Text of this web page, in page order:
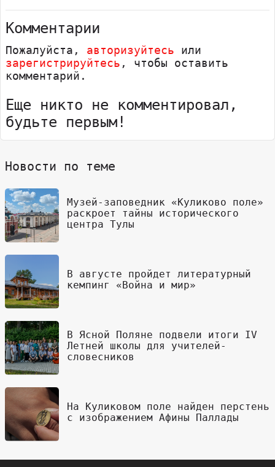
Комментарии
Пожалуйста, авторизуйтесь или
зарегистрируйтесь , чтобы оставить
комментарий.
Еще никто не комментировал,
будьте первым!
Новости по теме
Музей-заповедник «Куликово поле»
раскроет тайны исторического
центра Тулы
В августе пройдет литературный
кемпинг «Война и мир»
В Ясной Поляне подвели итоги IV
Летней школы для учителей-
словесников
На Куликовом поле найден перстень
с изображением Афины Паллады